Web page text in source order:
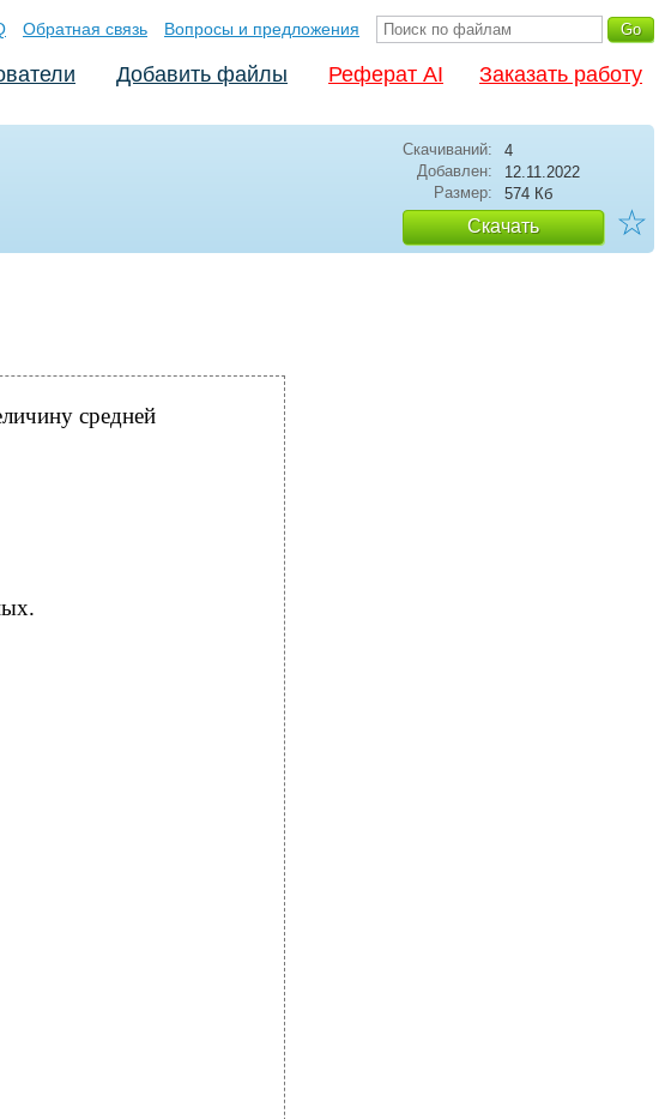
Обратная связь Вопросы и предложения
Добавить файлы Реферат AI Заказать работу
Скачиваний:
4
Добавлен:
12.11.2022
Размер:
574 Кб
Скачать ☆
средней